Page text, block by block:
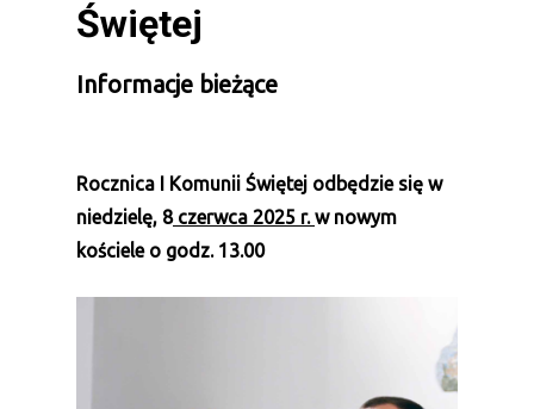
Świętej
Informacje bieżące
Rocznica I Komunii Świętej odbędzie się w
niedzielę, 8czerwca 2025 r.w nowym
kościele o godz. 13.00